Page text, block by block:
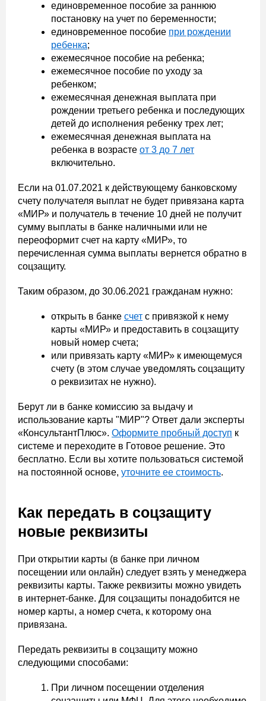
единовременное пособие за раннюю
постановку на учет по беременности;
единовременное пособие при рождении
ребенка;
ежемесячное пособие на ребенка;
ежемесячное пособие по уходу за
ребенком;
ежемесячная денежная выплата при
рождении третьего ребенка и последующих
детей до исполнения ребенку трех лет;
ежемесячная денежная выплата на
ребенка в возрасте от 3 до 7 лет
включительно.
Если на 01.07.2021 к действующему банковскому
счету получателя выплат не будет привязана карта
«МИР» и получатель в течение 10 дней не получит
сумму выплаты в банке наличными или не
переоформит счет на карту «МИР», то
перечисленная сумма выплаты вернется обратно в
соцзащиту.
Таким образом, до 30.06.2021 гражданам нужно:
открыть в банке счет с привязкой к нему
карты «МИР» и предоставить в соцзащиту
новый номер счета;
или привязать карту «МИР» к имеющемуся
счету (в этом случае уведомлять соцзащиту
о реквизитах не нужно).
Берут ли в банке комиссию за выдачу и
использование карты "МИР"? Ответ дали эксперты
«КонсультантПлюс». Оформите пробный доступ к
системе и переходите в Готовое решение. Это
бесплатно. Если вы хотите пользоваться системой
на постоянной основе, уточните ее стоимость.
Как передать в соцзащиту
новые реквизиты
При открытии карты (в банке при личном
посещении или онлайн) следует взять у менеджера
реквизиты карты. Также реквизиты можно увидеть
в интернет-банке. Для соцзащиты понадобится не
номер карты, а номер счета, к которому она
привязана.
Передать реквизиты в соцзащиту можно
следующими способами:
При личном посещении отделения